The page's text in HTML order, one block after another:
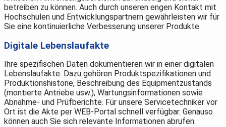
betreiben zu können. Auch durch unseren engen Kontakt mit
Hochschulen und Entwicklungspartnern gewährleisten wir für
Sie eine kontinuierliche Verbesserung unserer Produkte.
Digitale Lebenslaufakte
Ihre spezifischen Daten dokumentieren wir in einer digitalen
Lebenslaufakte. Dazu gehören Produktspezifikationen und
Produktionshistorie, Beschreibung des Equipmentzustands
(montierte Antriebe usw.), Wartungsinformationen sowie
Abnahme- und Prüfberichte. Für unsere Servicetechniker vor
Ort ist die Akte per WEB-Portal schnell verfügbar. Genauso
können auch Sie sich relevante Informationen abrufen.